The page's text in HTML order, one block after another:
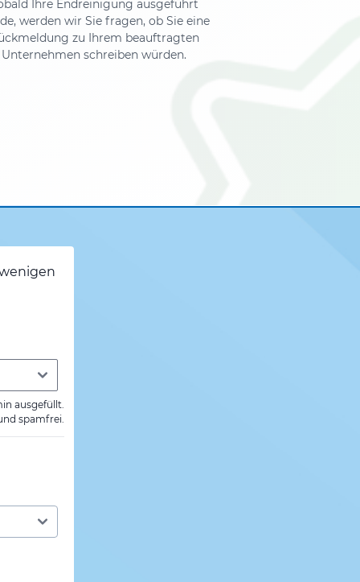
Ihre Endreinigung ausgeführt
werden wir Sie fragen, ob Sie eine
zu Ihrem beauftragten
Unternehmen schreiben würden.
ausgefüllt.
spamfrei.